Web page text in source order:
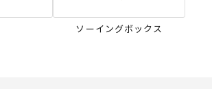
ソーイングボックス